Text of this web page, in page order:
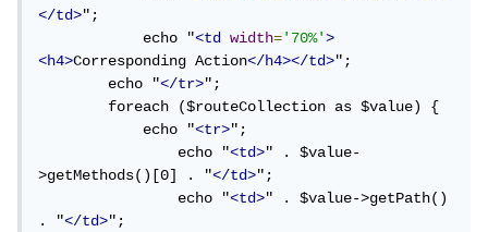
</td>";
            echo "
<td width='70%'>
<h4>Corresponding Action</h4></td>";
        echo "
</tr>";
        foreach ($routeCollection as $value) {
            echo "
<tr>";
                echo "
<td>" . $value-
>getMethods()[0] . "</td>";
                echo "
<td>" . $value->getPath()
. "</td>";